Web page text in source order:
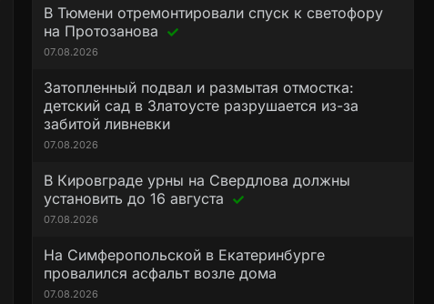
В Тюмени отремонтировали спуск к светофору
на Протозанова
07.08.2026
Затопленный подвал и размытая отмостка:
детский сад в Златоусте разрушается из-за
забитой ливневки
07.08.2026
В Кировграде урны на Свердлова должны
установить до 16 августа
07.08.2026
На Симферопольской в Екатеринбурге
провалился асфальт возле дома
07.08.2026